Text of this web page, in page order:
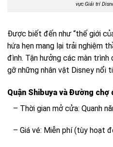
vực Giải trí
Được biết đến như “thế giới
hứa hẹn mang lại trải nghiệm
đình. Tận hưởng các màn trình
gỡ những nhân vật Disney nổi
Quận Shibuya và Đường chợ
– Thời gian mở cửa: Quanh
– Giá vé: Miễn phí (tùy hoạt